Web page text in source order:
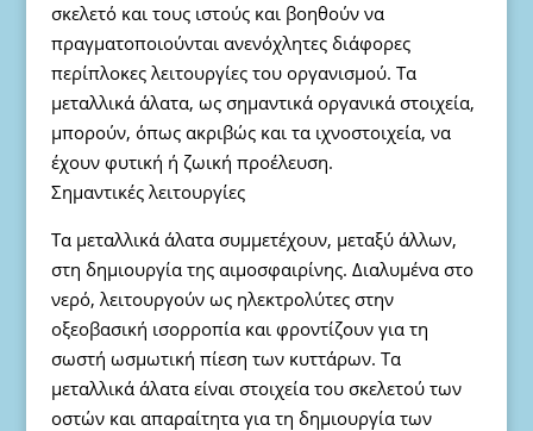
σκελετό και τους ιστούς και βοηθούν να
πραγματοποιούνται ανενόχλητες διάφορες
περίπλοκες λειτουργίες του οργανισμού. Τα
μεταλλικά άλατα, ως σημαντικά οργανικά στοιχεία,
μπορούν, όπως ακριβώς και τα ιχνοστοιχεία, να
έχουν φυτική ή ζωική προέλευση.
Σημαντικές λειτουργίες
Τα μεταλλικά άλατα συμμετέχουν, μεταξύ άλλων,
στη δημιουργία της αιμοσφαιρίνης. Διαλυμένα στο
νερό, λειτουργούν ως ηλεκτρολύτες στην
οξεοβασική ισορροπία και φροντίζουν για τη
σωστή ωσμωτική πίεση των κυττάρων. Τα
μεταλλικά άλατα είναι στοιχεία του σκελετού των
οστών και απαραίτητα για τη δημιουργία των